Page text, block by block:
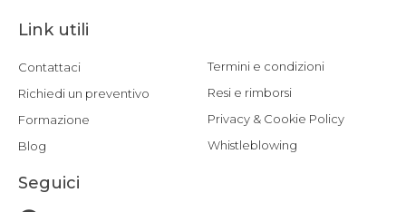
Link utili
Contattaci
Richiedi un preventivo
Formazione
Blog
Termini e condizioni
Resi e rimborsi
Privacy & Cookie Policy
Whistleblowing
Seguici